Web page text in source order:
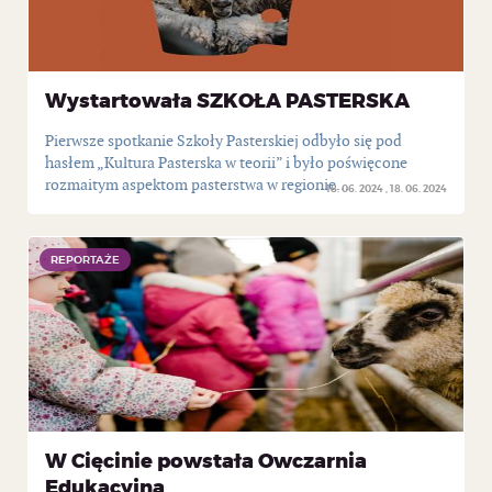
Wystartowała SZKOŁA PASTERSKA
18. 06. 2024 18. 06. 2024
Pierwsze spotkanie Szkoły Pasterskiej odbyło się pod
hasłem „Kultura Pasterska w teorii” i było poświęcone
rozmaitym aspektom pasterstwa w regionie...
W Cięcinie powstała Owczarnia
REPORTAŻE
REPORTAŻE